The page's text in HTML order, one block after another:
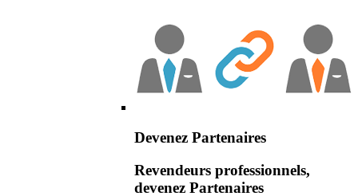
Devenez Partenaires
Revendeurs professionnels,
devenez Partenaires